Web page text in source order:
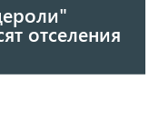
отселения